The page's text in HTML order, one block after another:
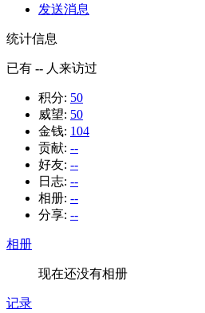
发送消息
统计信息
已有 -- 人来访过
积分: 50
威望: 50
金钱: 104
贡献: --
好友: --
日志: --
相册: --
分享: --
相册
现在还没有相册
记录